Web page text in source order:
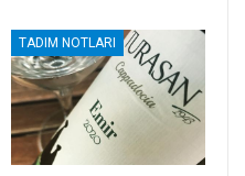
TADIM NOTLARI